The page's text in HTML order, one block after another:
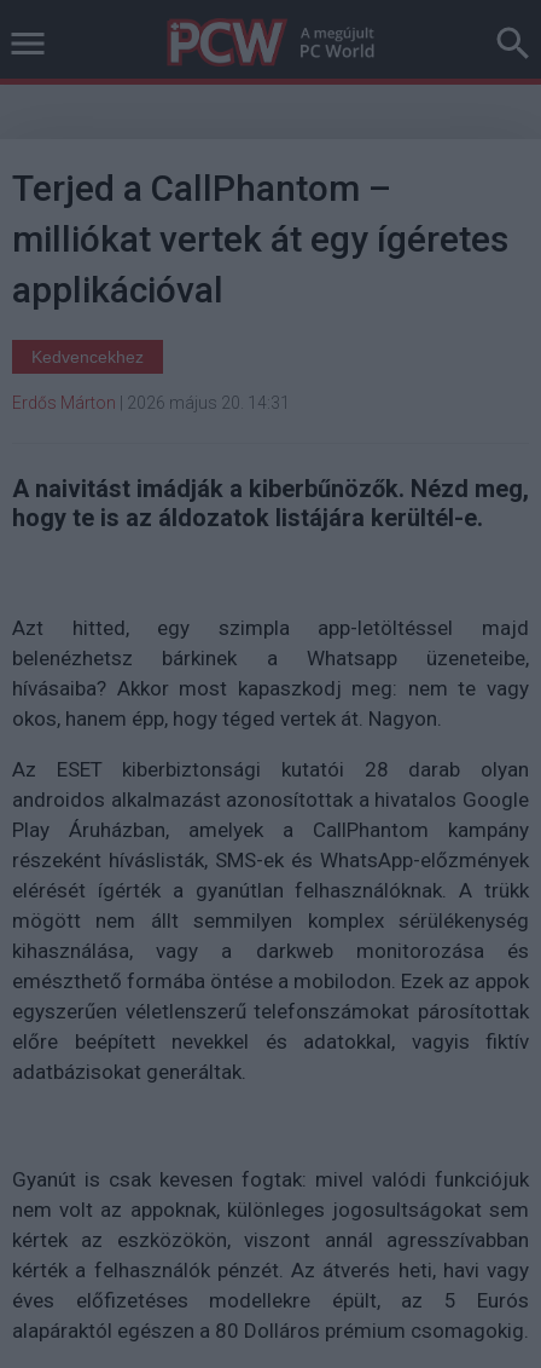
Terjed a CallPhantom –
milliókat vertek át egy ígéretes
applikációval
Kedvencekhez
Erdős Márton 2026 május 20. 14:31
A naivitást imádják a kiberbűnözők. Nézd meg,
hogy te is az áldozatok listájára kerültél-e.
Azt hitted, egy szimpla app-letöltéssel majd
belenézhetsz bárkinek a Whatsapp üzeneteibe,
hívásaiba? Akkor most kapaszkodj meg: nem te vagy
okos, hanem épp, hogy téged vertek át. Nagyon.
Az ESET kiberbiztonsági kutatói 28 darab olyan
androidos alkalmazást azonosítottak a hivatalos Google
Play Áruházban, amelyek a CallPhantom kampány
részeként híváslisták, SMS-ek és WhatsApp-előzmények
elérését ígérték a gyanútlan felhasználóknak. A trükk
mögött nem állt semmilyen komplex sérülékenység
kihasználása, vagy a darkweb monitorozása és
emészthető formába öntése a mobilodon. Ezek az appok
egyszerűen véletlenszerű telefonszámokat párosítottak
előre beépített nevekkel és adatokkal, vagyis fiktív
adatbázisokat generáltak.
Gyanút is csak kevesen fogtak: mivel valódi funkciójuk
nem volt az appoknak, különleges jogosultságokat sem
kértek az eszközökön, viszont annál agresszívabban
kérték a felhasználók pénzét. Az átverés heti, havi vagy
éves előfizetéses modellekre épült, az 5 Eurós
alapáraktól egészen a 80 Dolláros prémium csomagokig.